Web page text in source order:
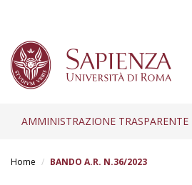
AMMINISTRAZIONE TRASPARENTE
Home BANDO A.R. N.36/2023